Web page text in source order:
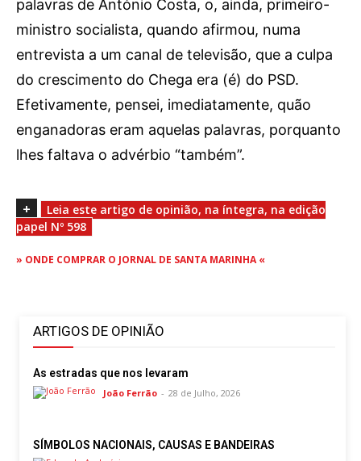
Publicidade
Voz da Solidariedade
»»» Fundação Aurora Borges
Contactos
Tel. 238 310 090 (chamada para a rede fixa nacional)
Ficha Técnica
palavras de António Costa, o, ainda, primeiro-
ministro socialista, quando afirmou, numa
entrevista a um canal de televisão, que a culpa
do crescimento do Chega era (é) do PSD.
Efetivamente, pensei, imediatamente, quão
enganadoras eram aquelas palavras, porquanto
lhes faltava o advérbio “também”.
+
Leia este artigo de opinião, na íntegra, na edição
papel Nº 598
» ONDE COMPRAR O JORNAL DE SANTA MARINHA «
ARTIGOS DE OPINIÃO
As estradas que nos levaram
João Ferrão - 28 de Julho, 2026
SÍMBOLOS NACIONAIS, CAUSAS E BANDEIRAS